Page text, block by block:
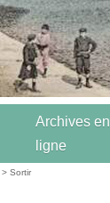
Archives en
ligne
>Sortir